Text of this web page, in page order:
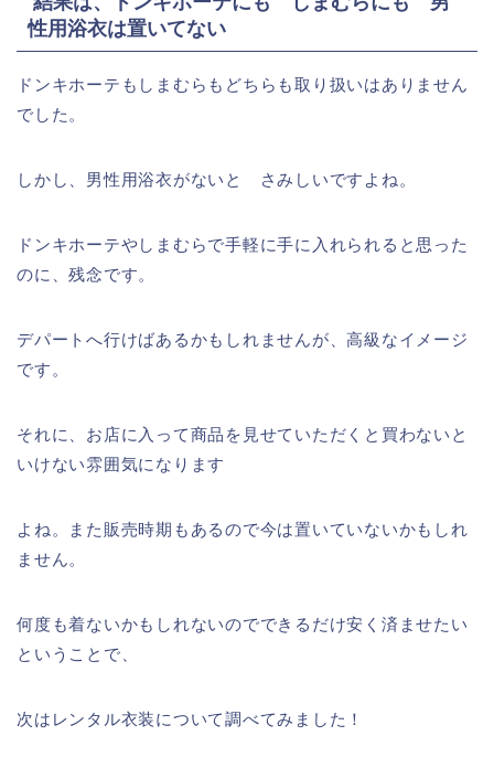
性用浴衣は置いてない
ドンキホーテもしまむらもどちらも取り扱いはありません
でした。
しかし、男性用浴衣がないと さみしいですよね。
ドンキホーテやしまむらで手軽に手に入れられると思った
のに、残念です。
デパートへ行けばあるかもしれませんが、高級なイメージ
です。
それに、お店に入って商品を見せていただくと買わないと
いけない雰囲気になります
よね。また販売時期もあるので今は置いていないかもしれ
ません。
何度も着ないかもしれないのでできるだけ安く済ませたい
ということで、
次はレンタル衣装について調べてみました！